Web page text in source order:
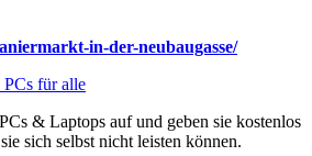
in-der-neubaugasse/
& Laptops auf und geben sie kostenlos
sich selbst nicht leisten können.